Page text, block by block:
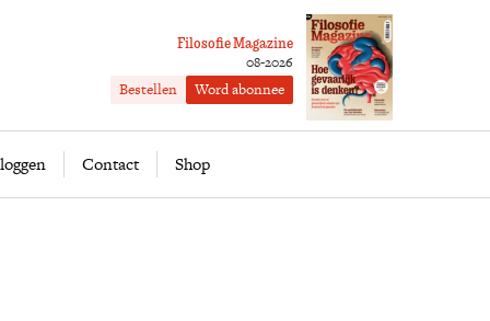
Filosofie Magazine
08-2026
Bestellen Word abonnee
Contact Shop
Word abonnee